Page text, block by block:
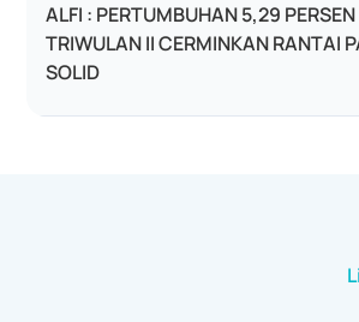
ALFI : PERTUMBUHAN 5,29 PERSEN
TRIWULAN II CERMINKAN RANTAI
SOLID